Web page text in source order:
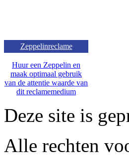
Zeppelinreclame
Huur een Zeppelin en
maak optimaal gebruik
van de attentie waarde van
dit reclamemedium
Deze site is
Alle rechten